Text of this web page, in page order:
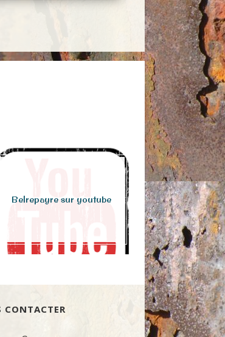
Belrepayre sur youtube
JUSTIN
CONTACTER